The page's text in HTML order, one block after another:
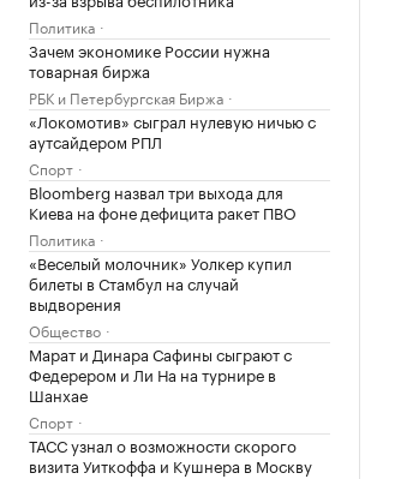
Политика
Зачем экономике России нужна
товарная биржа
РБК и Петербургская Биржа
«Локомотив» сыграл нулевую ничью с
аутсайдером РПЛ
Спорт
Bloomberg назвал три выхода для
Киева на фоне дефицита ракет ПВО
Политика
«Веселый молочник» Уолкер купил
билеты в Стамбул на случай
выдворения
Общество
Марат и Динара Сафины сыграют с
Федерером и Ли На на турнире в
Шанхае
Спорт
ТАСС узнал о возможности скорого
визита Уиткоффа и Кушнера в Москву